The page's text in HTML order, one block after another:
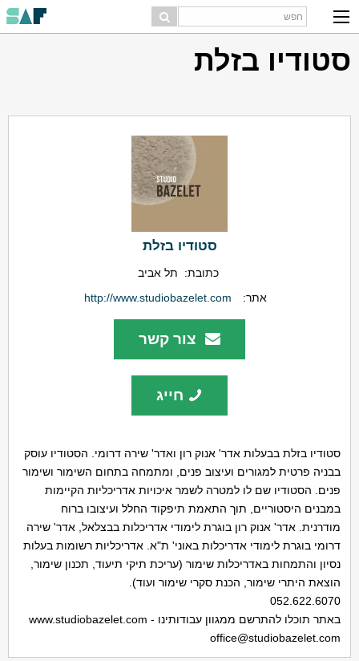
סטודיו בזלת
סטודיו בזלת
כתובת:
תל אביב
אתר:
http://www.studiobazelet.com
צור קשר
חייג
סטודיו בזלת בבעלות אדר' אנוק רון ואדר' שירה דרומי. הסטודיו עוסק
בבניה פרטית למגורים ועיצוב פנים, ומתמחה בתחום השימור ושימור
פנים. הסטודיו שם לו למטרה לשמר איכויות אדריכליות הקיימות
במבנים היסטוריים, תוך התאמת תיפקוד החלל ועיצובו ברוח
מודרנית. אדר' אנוק רון בוגרת לימודי אדריכלות בבצלאל, אדר' שירה
דרומי בוגרת לימודי אדריכלות באוני' ת"א. אדריכליות רשומות בעלות
נסיון והתמחות באדריכלות שימור (עריכת תיקי תיעוד, תכנון שימור,
הוצאת היתרי שימור, הכנת סקרי שימור ועוד).
052.622.6070
באתר תוכלו להתרשם ממגוון עבודותינו - www.studiobazelet.com
office@studiobazelet.com